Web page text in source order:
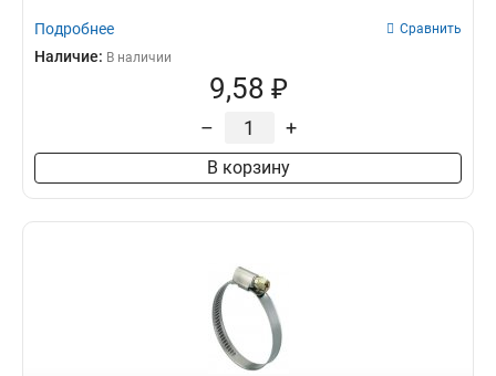
Подробнее Сравнить
Наличие: В наличии
9,58 ₽
– +
В корзину